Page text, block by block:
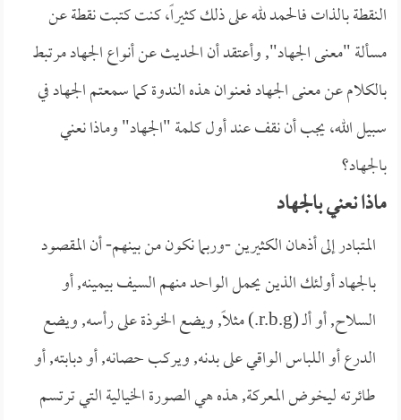
النقطة بالذات فالحمد لله على ذلك كثيراً، كنت كتبت نقطة عن
مسألة "معنى الجهاد", وأعتقد أن الحديث عن أنواع الجهاد مرتبط
بالكلام عن معنى الجهاد فعنوان هذه الندوة كما سمعتم الجهاد في
سبيل الله، يجب أن نقف عند أول كلمة "الجهاد" وماذا نعني
بالجهاد؟
ماذا نعني بالجهاد
المتبادر إلى أذهان الكثيرين -وربما نكون من بينهم- أن المقصود
بالجهاد أولئك الذين يحمل الواحد منهم السيف بيمينه, أو
السلاح, أو ألـ (r.b.g.) مثلاً, ويضع الخوذة على رأسه, ويضع
الدرع أو اللباس الواقي على بدنه, ويركب حصانه, أو دبابته, أو
طائرته ليخوض المعركة, هذه هي الصورة الخيالية التي ترتسم